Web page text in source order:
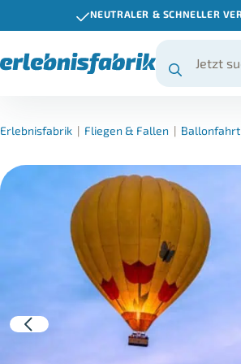
NEUTRALER & SCHNELLER
Erlebnisfabrik | Fliegen & Fallen | Ballonfahrt